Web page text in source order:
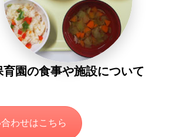
育園の食事や施設について
わせはこちら